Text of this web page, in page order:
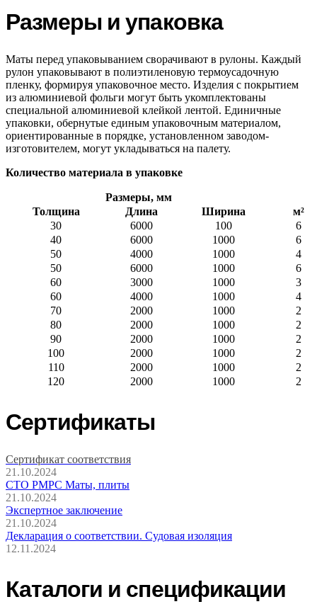
Размеры и упаковка
Маты перед упаковыванием сворачивают в рулоны. Каждый
рулон упаковывают в полиэтиленовую термоусадочную
пленку, формируя упаковочное место. Изделия с покрытием
из алюминиевой фольги могут быть укомплектованы
специальной алюминиевой клейкой лентой. Единичные
упаковки, обернутые единым упаковочным материалом,
ориентированные в порядке, установленном заводом-
изготовителем, могут укладываться на палету.
Количество материала в упаковке
Размеры, мм
Толщина
Длина Ширина
м²
30
6000 100
6
40
6000 1000
6
50
4000 1000
4
50
6000 1000
6
60
3000 1000
3
60
4000 1000
4
70
2000 1000
2
80
2000 1000
2
90
2000 1000
2
100
2000 1000
2
110
2000 1000
2
120
2000 1000 2
Сертификаты
Сертификат соответствия
21.10.2024
СТО РМРС Маты, плиты
21.10.2024
Экспертное заключение
21.10.2024
Декларация о соответствии. Судовая изоляция
12.11.2024
Каталоги и спецификации